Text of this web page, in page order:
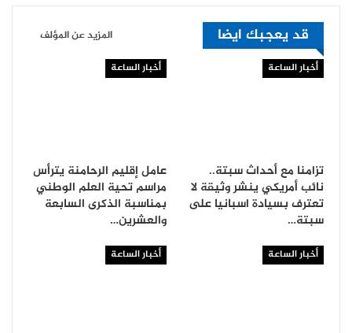
قد يعجبك ايضا المزيد عن المؤلف
أخبار الساعة
تزامنا مع أحداث سبتة..
نائب أمريكي ينشر وثيقة لا
تعترف بسيادة اسبانيا على
سبتة…
أخبار الساعة
عامل إقليم الرحامنة يترأس
مراسم تحية العلم الوطني
بمناسبة الذكرى السابعة
والعشرين…
أخبار الساعة أخبار الساعة